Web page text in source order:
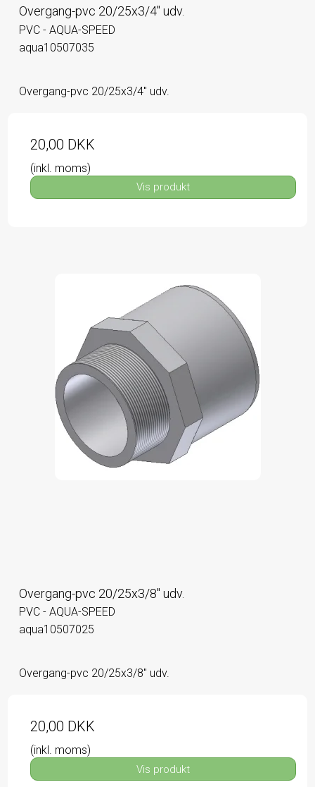
Overgang-pvc 20/25x3/4" udv.
PVC - AQUA-SPEED
aqua10507035
Overgang-pvc 20/25x3/4" udv.
20,00 DKK
(inkl. moms)
Vis produkt
Overgang-pvc 20/25x3/8" udv.
PVC - AQUA-SPEED
aqua10507025
Overgang-pvc 20/25x3/8" udv.
20,00 DKK
(inkl. moms)
Vis produkt